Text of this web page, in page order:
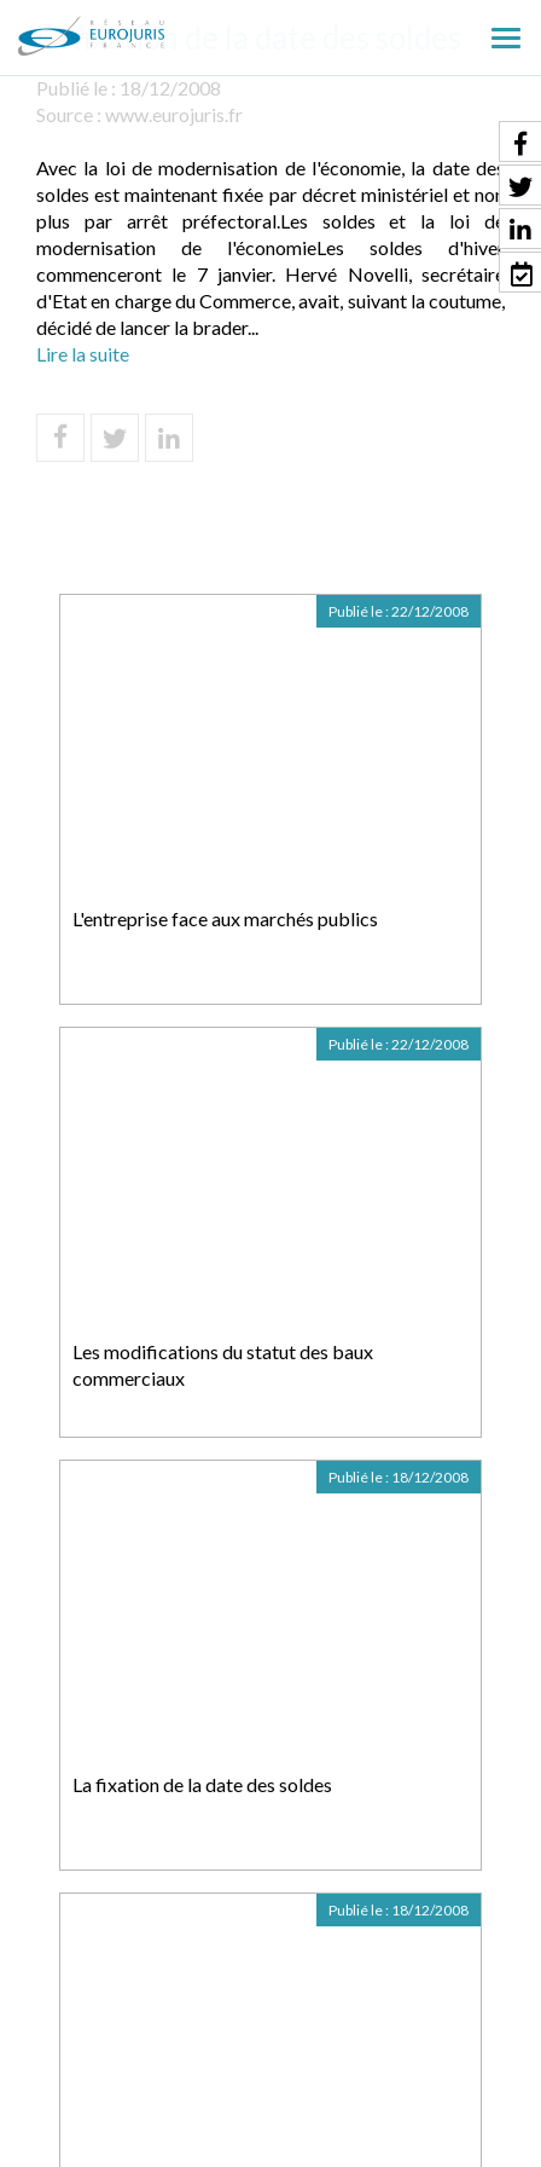
le
La fixation de la date des soldes
Publié le : 18/12/2008
Source : www.eurojuris.fr
Avec la loi de modernisation de l'économie, la date des
soldes est maintenant fixée par décret ministériel et non
plus par arrêt préfectoral.Les soldes et la loi de
modernisation de l'économieLes soldes d'hiver
commenceront le 7 janvier. Hervé Novelli, secrétaire
d'Etat en charge du Commerce, avait, suivant la coutume,
décidé de lancer la brader...
Lire la suite
L'entreprise face aux marchés publics
Publié le :22/12/2008
Les modifications du statut des baux
commerciaux
Publié le :22/12/2008
La fixation de la date des soldes
Publié le : 18/12/2008
Publié le : 18/12/2008